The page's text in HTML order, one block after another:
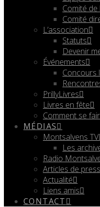
Comité
Comité
L’association
Statuts
Devenir
Événements
Concours
PrillyLivres
Livres en fête
Comment se
MÉDIAS
Montsalvens TV
Les
Radio
Articles de
Actualité
Liens amis
CONTACT